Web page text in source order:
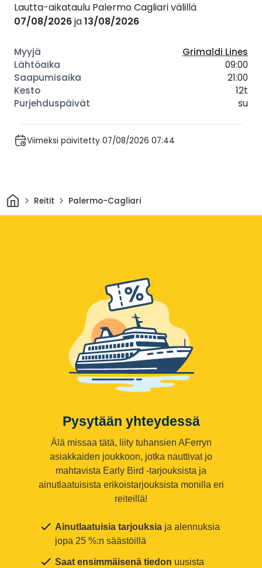
Lautta-aikataulu Palermo Cagliari välillä
07/08/2026ja13/08/2026
Grimaldi Lines
09:00
21:00
12t
su
Viimeksi päivitetty 07/08/2026 07:44
KotiinReitit Palermo-Cagliari
Pysytään yhteydessä
Älä missaa tätä, liity tuhansien AFerryn
asiakkaiden joukkoon, jotka nauttivat jo
mahtavista Early Bird -tarjouksista ja
ainutlaatuisista erikoistarjouksista monilla eri
reiteillä!
Ainutlaatuisia tarjouksia ja alennuksia
jopa 25 %:n säästöillä
Saat ensimmäisenä tiedon uusista